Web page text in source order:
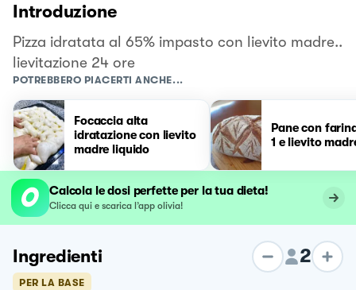
Introduzione
Pizza idratata al 65% impasto con lievito madre..
lievitazione 24 ore
POTREBBERO PIACERTI ANCHE...
Focaccia alta
idratazione con lievito
madre liquido
Pane con
1 e lievito
Calcola le dosi perfette per la tua dieta!
Clicca qui e scarica l’app olivia!
Ingredienti 2
PER LA BASE